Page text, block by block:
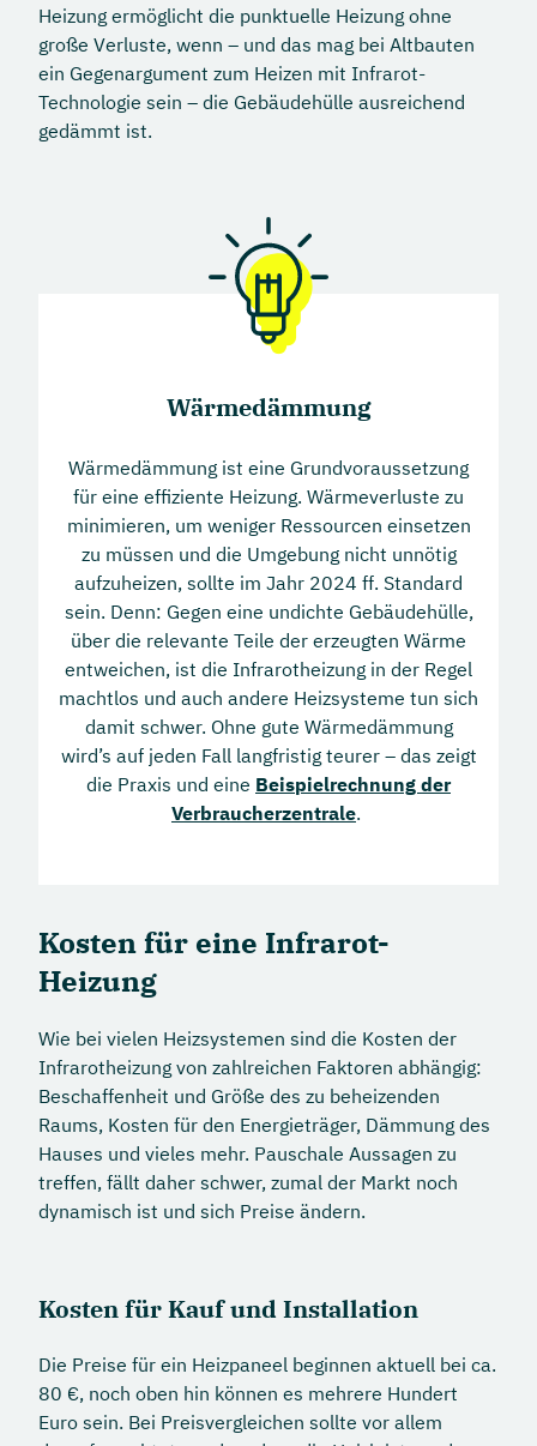
Heizung ermöglicht die punktuelle Heizung ohne
große Verluste, wenn – und das mag bei Altbauten
ein Gegenargument zum Heizen mit Infrarot-
Technologie sein – die Gebäudehülle ausreichend
gedämmt ist.
Wärmedämmung
Wärmedämmung ist eine Grundvoraussetzung
für eine effiziente Heizung. Wärmeverluste zu
minimieren, um weniger Ressourcen einsetzen
zu müssen und die Umgebung nicht unnötig
aufzuheizen, sollte im Jahr 2024 ff. Standard
sein. Denn: Gegen eine undichte Gebäudehülle,
über die relevante Teile der erzeugten Wärme
entweichen, ist die Infrarotheizung in der Regel
machtlos und auch andere Heizsysteme tun sich
damit schwer. Ohne gute Wärmedämmung
wird’s auf jeden Fall langfristig teurer – das zeigt
die Praxis und eine Beispielrechnung der
Verbraucherzentrale.
Kosten für eine Infrarot-
Heizung
Wie bei vielen Heizsystemen sind die Kosten der
Infrarotheizung von zahlreichen Faktoren abhängig:
Beschaffenheit und Größe des zu beheizenden
Raums, Kosten für den Energieträger, Dämmung des
Hauses und vieles mehr. Pauschale Aussagen zu
treffen, fällt daher schwer, zumal der Markt noch
dynamisch ist und sich Preise ändern.
Kosten für Kauf und Installation
Die Preise für ein Heizpaneel beginnen aktuell bei ca.
80 €, noch oben hin können es mehrere Hundert
Euro sein. Bei Preisvergleichen sollte vor allem